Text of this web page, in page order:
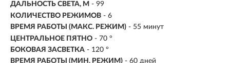
ДАЛЬНОСТЬ СВЕТА, М - 99
КОЛИЧЕСТВО РЕЖИМОВ - 6
ВРЕМЯ РАБОТЫ (МАКС. РЕЖИМ) - 55 минут
ЦЕНТРАЛЬНОЕ ПЯТНО - 70 °
БОКОВАЯ ЗАСВЕТКА - 120 °
ВРЕМЯ РАБОТЫ (МИН. РЕЖИМ) - 60 дней